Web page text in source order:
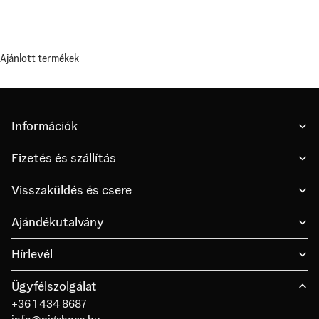
Ajánlott termékek
Információk
Fizetés és szállítás
Visszaküldés és csere
Ajándékutalvány
Hírlevél
Ügyfélszolgálat
+36 1 434 8687